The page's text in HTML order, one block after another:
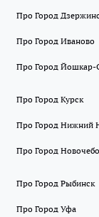
Про Город
Про Город Иваново
Про Город Йошкар-
Про Город Курск
Про Город Нижний
Про Город
Про Город Рыбинск
Про Город Уфа